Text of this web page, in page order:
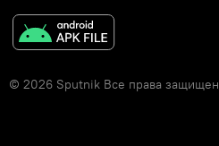
© 2026 Sputnik Все права